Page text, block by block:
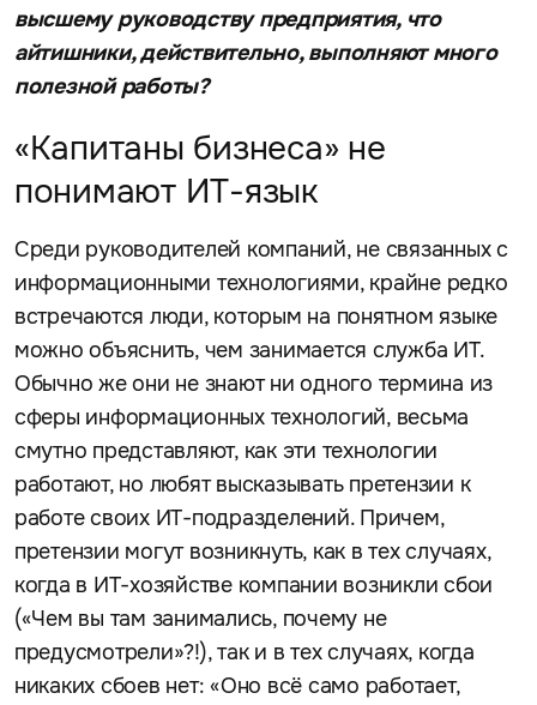
высшему руководству предприятия, что
айтишники, действительно, выполняют много
полезной работы?
«Капитаны бизнеса» не
понимают ИТ-язык
Среди руководителей компаний, не связанных с
информационными технологиями, крайне редко
встречаются люди, которым на понятном языке
можно объяснить, чем занимается служба ИТ.
Обычно же они не знают ни одного термина из
сферы информационных технологий, весьма
смутно представляют, как эти технологии
работают, но любят высказывать претензии к
работе своих ИТ-подразделений. Причем,
претензии могут возникнуть, как в тех случаях,
когда в ИТ-хозяйстве компании возникли сбои
(«Чем вы там занимались, почему не
предусмотрели»?!), так и в тех случаях, когда
никаких сбоев нет: «Оно всё само работает,